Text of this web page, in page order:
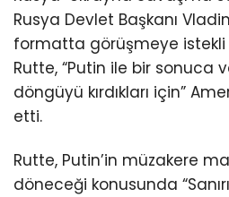
Rusya Devlet Başkanı
formatta görüşmeye
Rutte, “Putin ile bir sonuca
döngüyü kırdıkları için”
etti.
Rutte, Putin’in müzakere
döneceği konusunda